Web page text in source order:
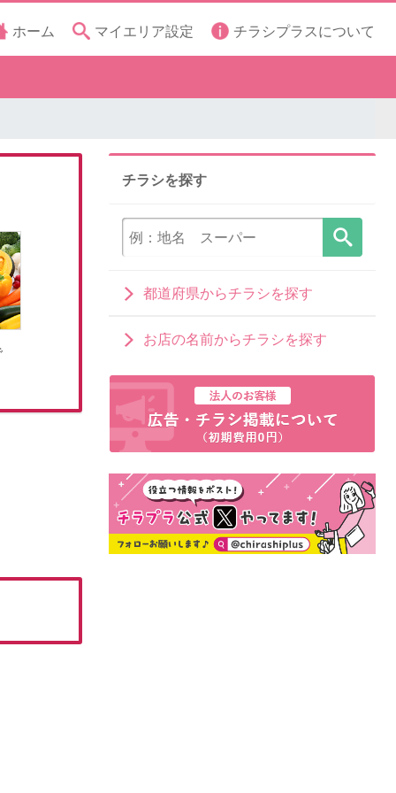
ホーム マイエリア設定 チラシプラスについて
チラシを探す
都道府県からチラシを探す
お店の名前からチラシを探す